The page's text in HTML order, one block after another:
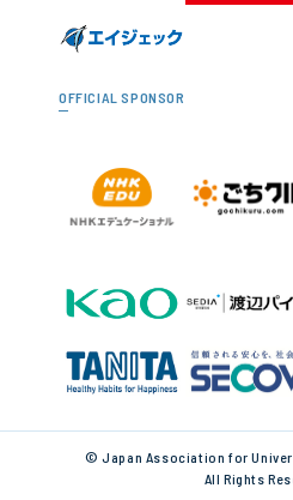
OFFICIAL SPONSOR
© Japan Association for
All Rights